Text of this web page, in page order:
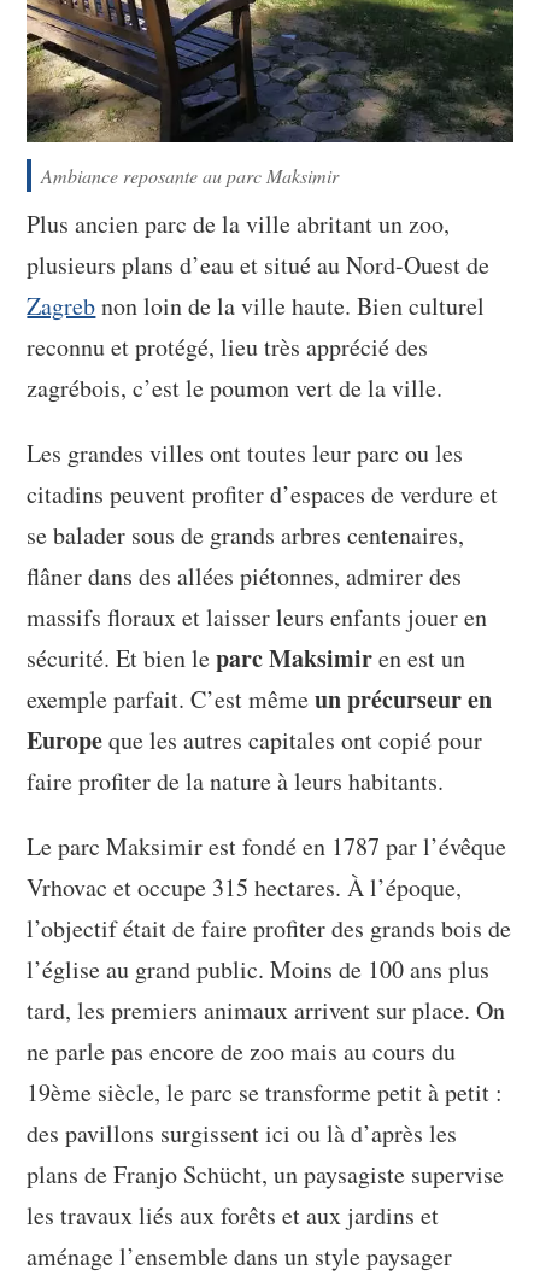
Ambiance reposante au parc Maksimir
Plus ancien parc de la ville abritant un zoo,
plusieurs plans d’eau et situé au Nord-Ouest de
Zagrebnon loin de la ville haute. Bien culturel
reconnu et protégé, lieu très apprécié des
zagrébois, c’est le poumon vert de la ville.
Les grandes villes ont toutes leur parc ou les
citadins peuvent profiter d’espaces de verdure et
se balader sous de grands arbres centenaires,
flâner dans des allées piétonnes, admirer des
massifs floraux et laisser leurs enfants jouer en
sécurité. Et bien leparc Maksimiren est un
exemple parfait. C’est mêmeun précurseur en
Europeque les autres capitales ont copié pour
faire profiter de la nature à leurs habitants.
Le parc Maksimir est fondé en 1787 par l’évêque
Vrhovac et occupe 315 hectares. À l’époque,
l’objectif était de faire profiter des grands bois de
l’église au grand public. Moins de 100 ans plus
tard, les premiers animaux arrivent sur place. On
ne parle pas encore de zoo mais au cours du
19ème siècle, le parc se transforme petit à petit :
des pavillons surgissent ici ou là d’après les
plans de Franjo Schücht, un paysagiste supervise
les travaux liés aux forêts et aux jardins et
aménage l’ensemble dans un style paysager